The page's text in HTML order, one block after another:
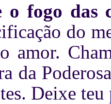
o fogo das
do
amor.
da
Deixe